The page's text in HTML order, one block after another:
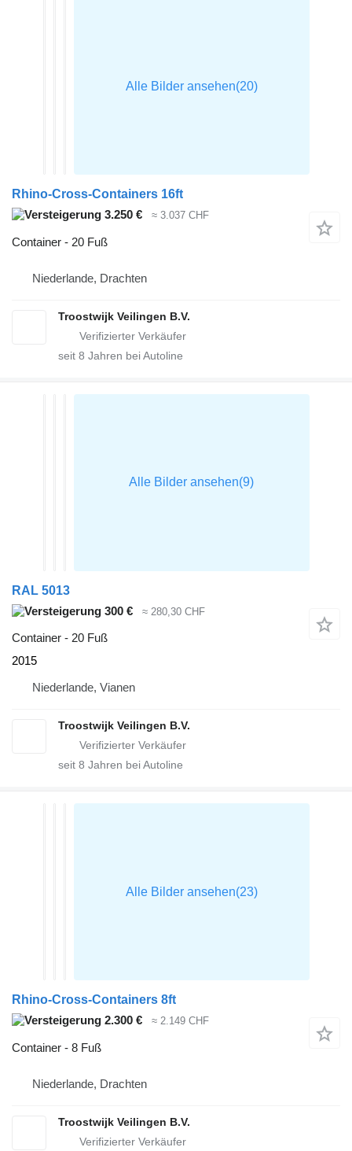
Rhino-Cross-Containers 16ft
3.250 €
≈ 3.037 CHF
Container - 20 Fuß
Niederlande, Drachten
Troostwijk Veilingen B.V.
seit 8 Jahren bei Autoline
RAL 5013
300 €
≈ 280,30 CHF
Container - 20 Fuß
2015
Niederlande, Vianen
Troostwijk Veilingen B.V.
seit 8 Jahren bei Autoline
Rhino-Cross-Containers 8ft
2.300 €
≈ 2.149 CHF
Container - 8 Fuß
Niederlande, Drachten
Troostwijk Veilingen B.V.